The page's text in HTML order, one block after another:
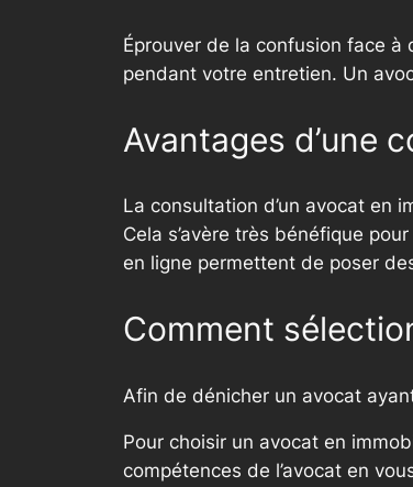
Éprouver de la confusion face à
pendant votre entretien. Un
Avantages d’une
La consultation d’un avocat en
Cela s’avère très bénéfique
en ligne permettent de poser
Comment
Afin de dénicher un avocat
Pour choisir un avocat en
compétences de l’avocat en